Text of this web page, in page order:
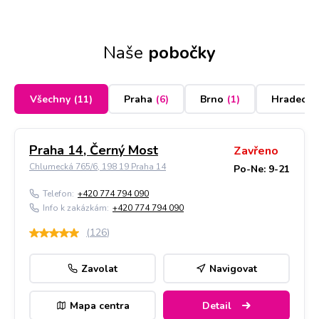
Naše pobočky
Všechny (11) Praha (6) Brno (1) Hradec
Praha 14, Černý Most
Chlumecká 765/6, 198 19 Praha 14
Zavřeno
Po-Ne: 9-21
Telefon: +420 774 794 090
Info k zakázkám: +420 774 794 090
(126)
Zavolat Navigovat
Mapa centra Detail